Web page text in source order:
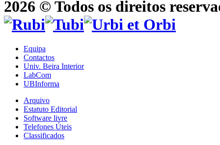
2026 © Todos os direitos
Equipa
Contactos
Univ. Beira Interior
LabCom
UBInforma
Arquivo
Estatuto Editorial
Software livre
Telefones Úteis
Classificados